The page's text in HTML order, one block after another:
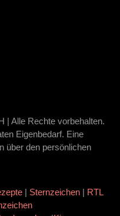
| Alle Rechte vorbehalten.
Eigenbedarf. Eine
über den persönlichen
| Sternzeichen | RTL